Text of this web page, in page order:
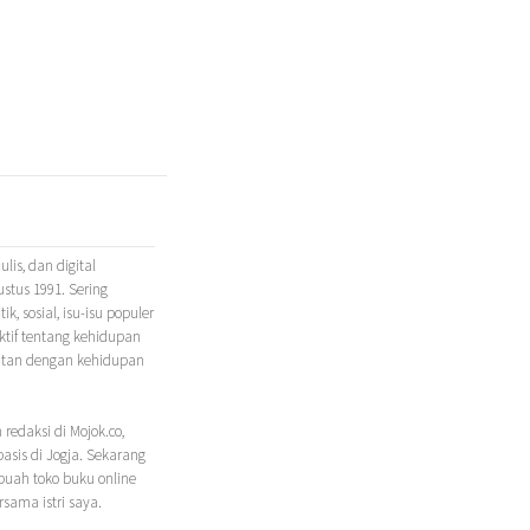
dan digital
1991. Sering
sosial, isu-isu populer
tentang kehidupan
dengan kehidupan
di Mojok.co,
di Jogja. Sekarang
toko buku online
istri saya.